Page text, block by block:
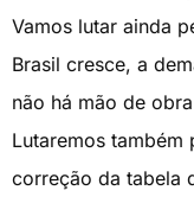
Vamos lutar ainda
Brasil cresce, a
não há mão de
Lutaremos também
correção da tabela